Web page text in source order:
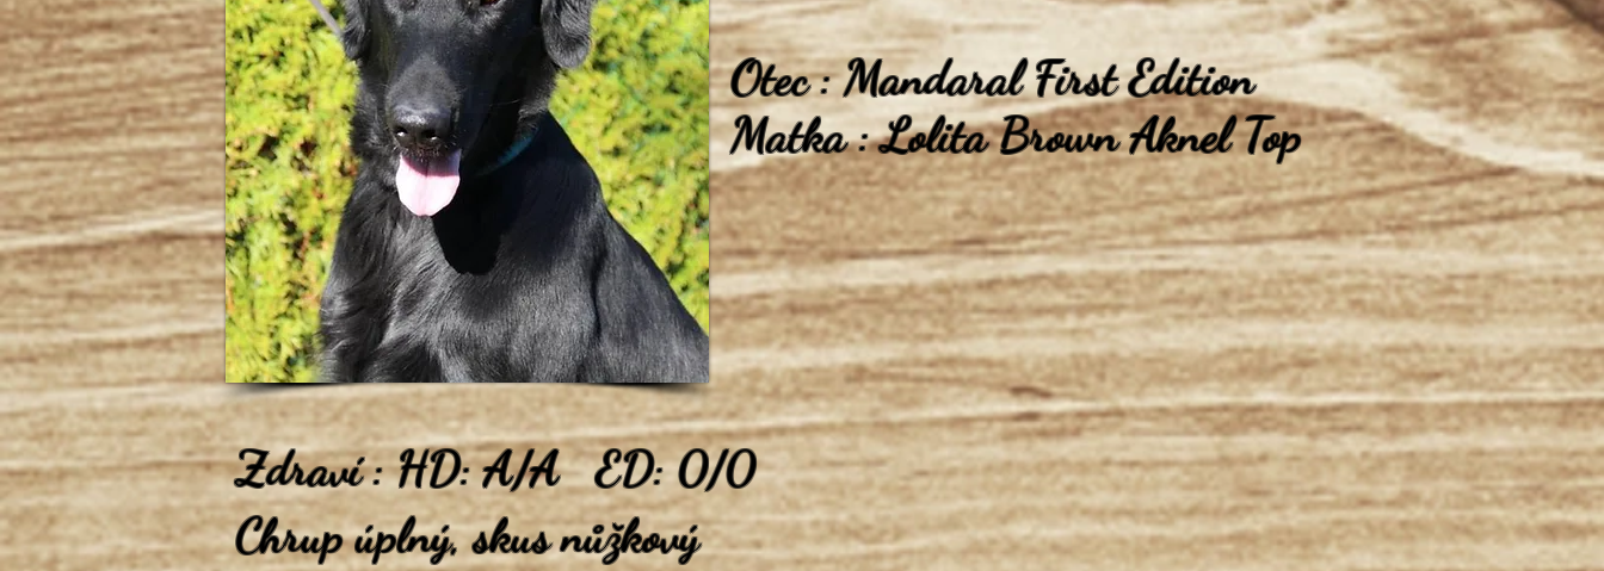
Otec : Mandaral First Edition
Matka : Lolita Brown Aknel Top
Zdraví : HD: A/A ED: 0/0
Chrup úplný, skus nůžkový